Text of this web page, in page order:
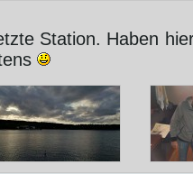
Station. Haben